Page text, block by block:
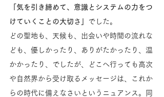
「気を引き締めて、意識とシステムの力をつ
けていくことの大切さ」 でした。
どの聖地も、天候も、出会いや時間の流れな
ども、優しかったり、ありがたかったり、温
かかったり、でしたが、どこへ行っても高次
や自然界から受け取るメッセージは、これか
らの時代に備えなさいというニュアンス。同